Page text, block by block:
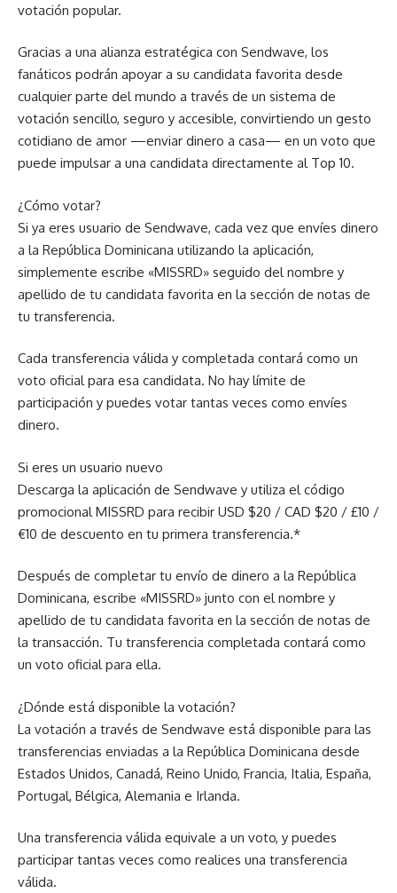
votación popular.
Gracias a una alianza estratégica con Sendwave, los
fanáticos podrán apoyar a su candidata favorita desde
cualquier parte del mundo a través de un sistema de
votación sencillo, seguro y accesible, convirtiendo un gesto
cotidiano de amor —enviar dinero a casa— en un voto que
puede impulsar a una candidata directamente al Top 10.
¿Cómo votar?
Si ya eres usuario de Sendwave, cada vez que envíes dinero
a la República Dominicana utilizando la aplicación,
simplemente escribe «MISSRD» seguido del nombre y
apellido de tu candidata favorita en la sección de notas de
tu transferencia.
Cada transferencia válida y completada contará como un
voto oficial para esa candidata. No hay límite de
participación y puedes votar tantas veces como envíes
dinero.
Si eres un usuario nuevo
Descarga la aplicación de Sendwave y utiliza el código
promocional MISSRD para recibir USD $20 / CAD $20 / £10 /
€10 de descuento en tu primera transferencia.*
Después de completar tu envío de dinero a la República
Dominicana, escribe «MISSRD» junto con el nombre y
apellido de tu candidata favorita en la sección de notas de
la transacción. Tu transferencia completada contará como
un voto oficial para ella.
¿Dónde está disponible la votación?
La votación a través de Sendwave está disponible para las
transferencias enviadas a la República Dominicana desde
Estados Unidos, Canadá, Reino Unido, Francia, Italia, España,
Portugal, Bélgica, Alemania e Irlanda.
Una transferencia válida equivale a un voto, y puedes
participar tantas veces como realices una transferencia
válida.